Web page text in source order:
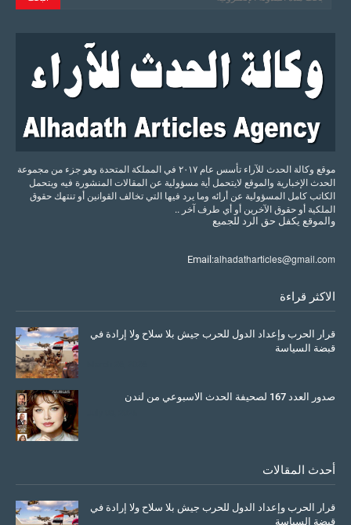
موقع وكالة الحدث للآراء تأسس عام ٢٠١٧ في المملكة المتحدة وهو جزء من مجموعة
الحدث الإخبارية والموقع لايتحمل أية مسؤولية عن المقالات المنشورة فيه ويتحمل
الكاتب كامل المسؤولية عن أرائه وما يرد فيها التي تخالف القوانين أو تنتهك حقوق
الملكية أو حقوق الآخرين أو أي طرف آخر ..
والموقع يكفل حق الرد للجميع
Email:alhadatharticles@gmail.com
الاكثر قراءة
قرار الحرب وإعداد الدول للحرب جيش بلا سلاح ولا إرادة في
قبضة السياسة
صدور العدد 167 لصحيفة الحدث الاسبوعي من لندن
أحدث المقالات
قرار الحرب وإعداد الدول للحرب جيش بلا سلاح ولا إرادة في
قبضة السياسة